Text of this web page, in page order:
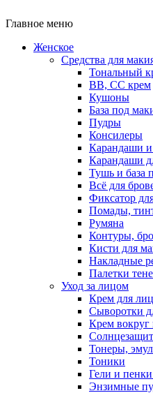
Главное меню
Женское
Средства для
Тональный
BB, CC крем
Кушоны
База под
Пудры
Консилеры
Карандаши и
Карандаши
Тушь и база
Всё для
Фиксатор
Помады,
Румяна
Контуры,
Кисти для
Накладные
Палетки
Уход за лицом
Крем для
Сыворотки
Крем вокруг
Тонеры,
Тоники
Гели и
Энзимные